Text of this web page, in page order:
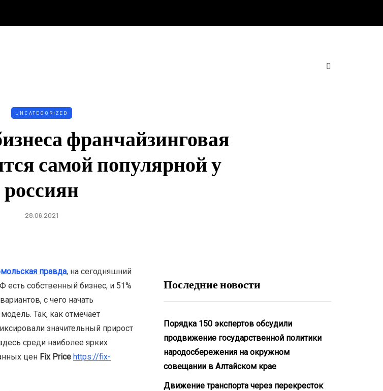
UNCATEGORIZED
франчайзинговая
самой популярной у
россиян
28.06.2021
правда, на сегодняшний
есть собственный бизнес, и 51%
с чего начать
Так, как отмечает
значительный прирост
среди наиболее ярких
цен Fix Price https://fix-
Последние новости
Порядка 150 экспертов обсудили
продвижение государственной политики
народосбережения на окружном
совещании в Алтайском крае
Движение транспорта через перекресток